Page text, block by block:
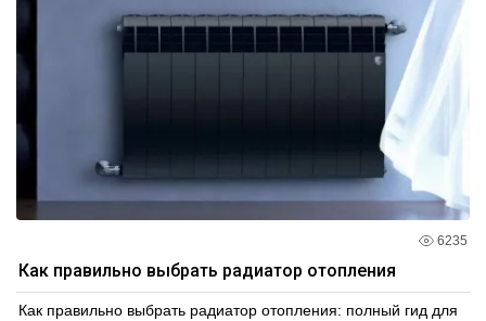
6235
Как правильно выбрать радиатор отопления
Как правильно выбрать радиатор отопления: полный гид для